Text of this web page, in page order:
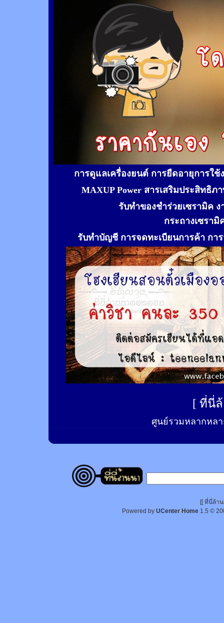
การดูแลเครื่องยนต์ การยืดอายุการใ
MAXUP Power สารเสริมประสิทธิ
รับทำของชำร่วยเซรามิค
กระถางเซรา
รับทำบัญชี การจดทะเบียนการค้า กา
[ ที่นี่
ศูนย์รวมหลากหลา
[[ ที่นี่ล้า
Powered by UCenter Home 1.5 ©